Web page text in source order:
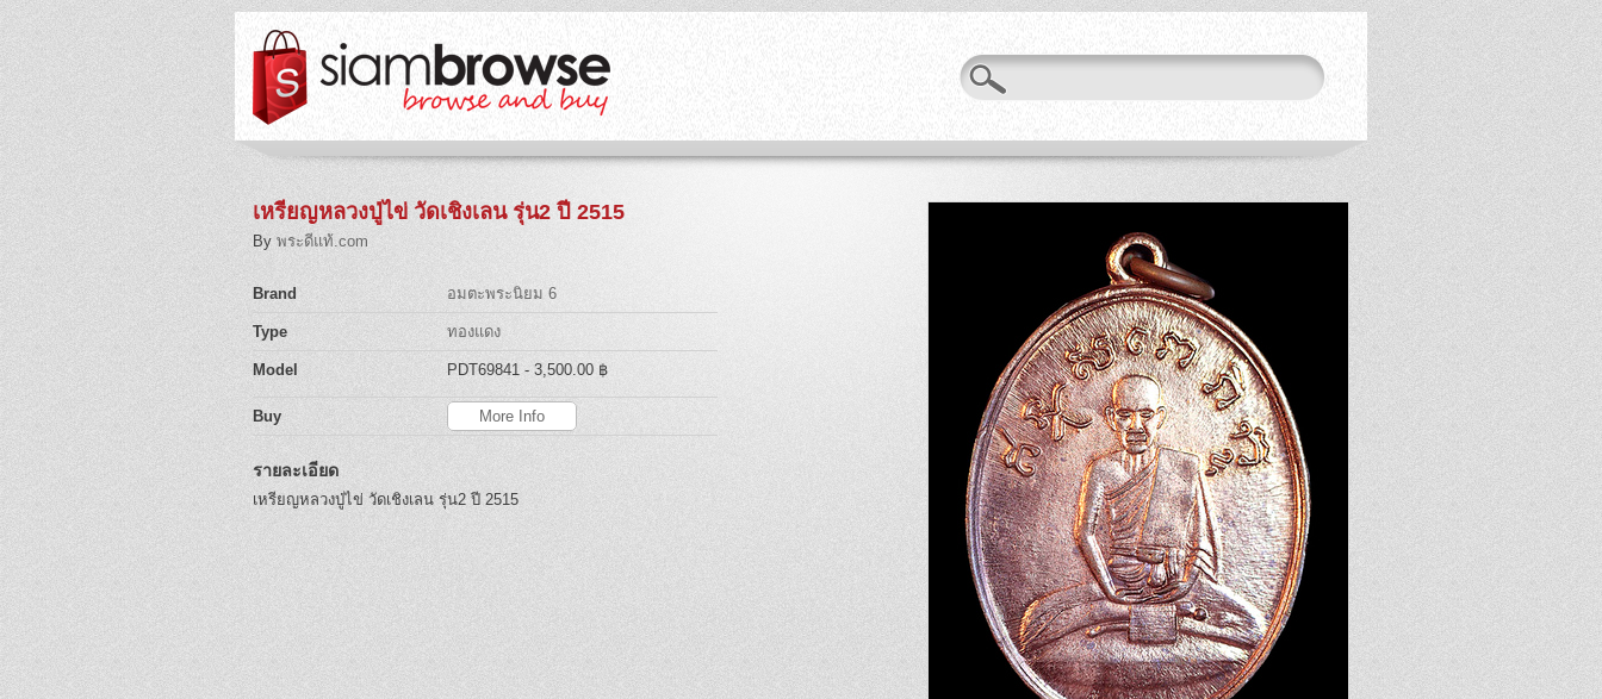
เหรียญหลวงปู่ไข่ วัดเชิงเลน รุ่น2 ปี 2515
By พระดีแท้.com
Brand อมตะพระนิยม 6
Type ทองแดง
Model PDT69841- 3,500.00 ฿
Buy More Info
รายละเอียด
เหรียญหลวงปู่ไข่ วัดเชิงเลน รุ่น2 ปี 2515